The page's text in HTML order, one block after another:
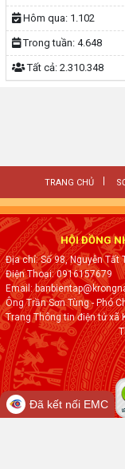
Hôm qua: 1.102
Trong tuần: 4.648
Tất cả: 2.310.348
TRANG CHỦ
HỘI ĐỒNG
Địa chỉ: Số 98, Nguyễn Tất
Điện Thoại: 0916157679
Email:
Ông Trần Sơn Tùng - Phó
Trang Thông tin điện tử xã
Đã kết nối EMC